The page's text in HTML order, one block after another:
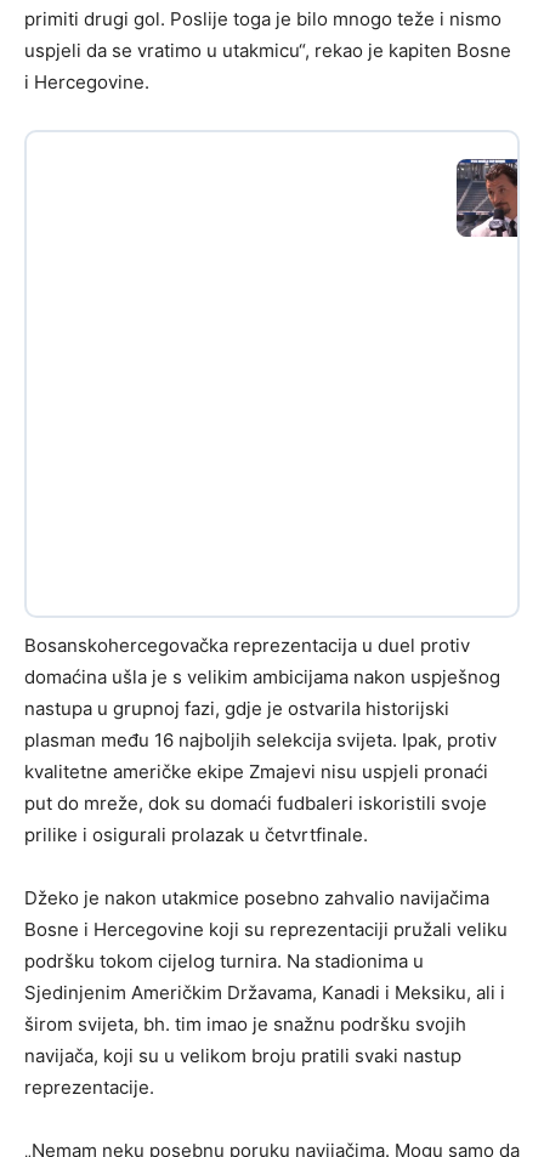
primiti drugi gol. Poslije toga je bilo mnogo teže i nismo
uspjeli da se vratimo u utakmicu“, rekao je kapiten Bosne
i Hercegovine.
Bosanskohercegovačka reprezentacija u duel protiv
domaćina ušla je s velikim ambicijama nakon uspješnog
nastupa u grupnoj fazi, gdje je ostvarila historijski
plasman među 16 najboljih selekcija svijeta. Ipak, protiv
kvalitetne američke ekipe Zmajevi nisu uspjeli pronaći
put do mreže, dok su domaći fudbaleri iskoristili svoje
prilike i osigurali prolazak u četvrtfinale.
Džeko je nakon utakmice posebno zahvalio navijačima
Bosne i Hercegovine koji su reprezentaciji pružali veliku
podršku tokom cijelog turnira. Na stadionima u
Sjedinjenim Američkim Državama, Kanadi i Meksiku, ali i
širom svijeta, bh. tim imao je snažnu podršku svojih
navijača, koji su u velikom broju pratili svaki nastup
reprezentacije.
„Nemam neku posebnu poruku navijačima. Mogu samo da